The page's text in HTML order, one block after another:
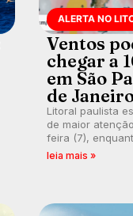
ALERTA NO
Ventos
chegar a
em São
de
Litoral paulista
de maior
feira (7),
também recebe
leia mais »